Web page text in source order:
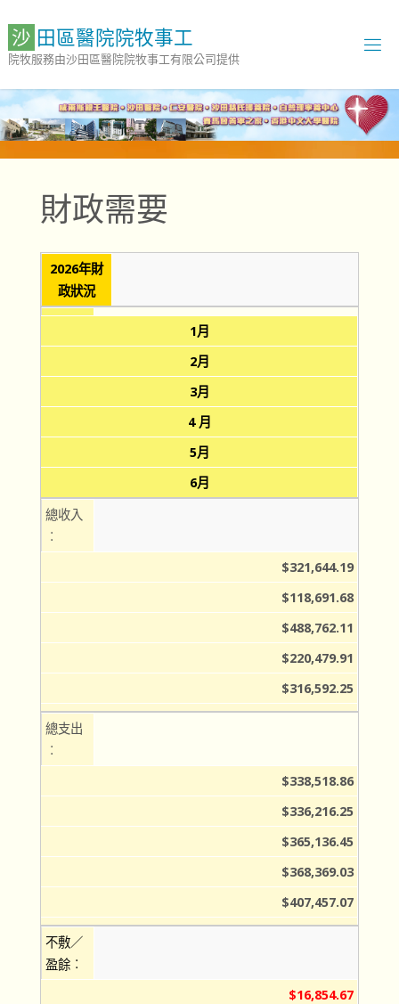
content
沙 田區醫院院牧事工
院牧服務由沙田區醫院院牧事工有限公司提供
財政需要
2026年財
政狀況
1月
2月
3月
4 月
5月
6月
總收入
︰
$321,644.19
$118,691.68
$488,762.11
$220,479.91
$316,592.25
總支出
︰
$338,518.86
$336,216.25
$365,136.45
$368,369.03
$407,457.07
不敷／
盈餘︰
$16,854.67